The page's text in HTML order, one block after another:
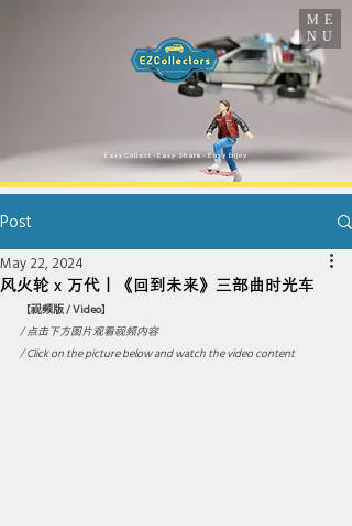
​Easy Collect · Easy Share · Easy Enjoy
ME
NU
Post
风火轮 x 万代｜《回到未来》三部曲时光车
May 22, 2024
【视频版 / Video】
/ 点击下方图片观看视频内容
/ Click on the picture below and watch the video content